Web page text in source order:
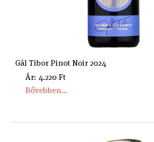
Gál Tibor Pinot Noir 2024
Ár: 4.220 Ft
Bővebben...